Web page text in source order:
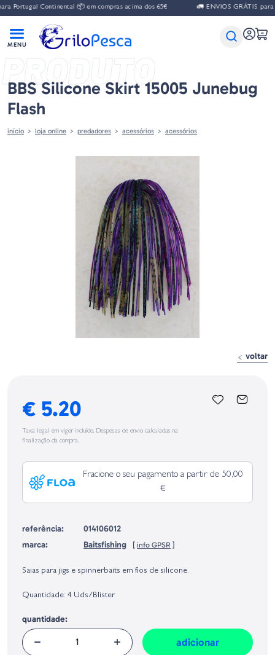
Continental 📦 em compras acima dos 65€ 🚛 ENVIOS GRÁTIS para
PRODUTO
BBS Silicone Skirt 15005 Junebug
Flash
início loja online predadores acessórios acessórios
voltar
€ 5.20
Taxa legal em vigor incluído. Despesas de envio calculadas na
finalização da compra.
Fracione o seu pagamento a partir de 50,00
€
referência:
014106012
marca:
Baitsfishing [ info GPSR ]
Europeia, dos produtos da marca, conforme requerido no Regulamento
Saias para jigs e spinnerbaits em fios de silicone.
Quantidade: 4 Uds/Blister
quantidade:
adicionar